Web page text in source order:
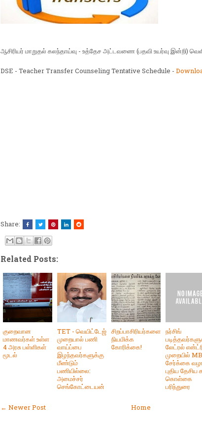
ஆசிரியர் மாறுதல் கலந்தாய்வு - உத்தேச அட்டவணை (பதவி உயர்வு இன்றி)
DSE - Teacher Transfer Counseling Tentative Schedule -
Share:
Related Posts:
குறைவான
மாணவர்கள் உள்ள
4 அரசு பள்ளிகள்
மூடல்
TET - வெயிட்டேஜ்
முறையால் பணி
வாய்ப்பை
இழந்தவர்களுக்கு
மீண்டும்
பணியில்லை:
அமைச்சர்
செங்கோட்டையன்
சிறப்பாசிரியர்களை
நியமிக்க
கோரிக்கை!
நர்சிங்
லேட்ரல்
முறையில்
சேர்க்கை
புதிய தேசிய
கொள்கை
பரிந்துரை
← Newer Post Home